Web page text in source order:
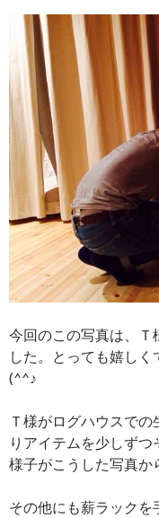
今回のこの写真は、Ｔ
した。とっても嬉し
(^^♪
Ｔ様がログハウスで
りアイテムを少しず
様子がこうした写真か
その他にも薪ラックを